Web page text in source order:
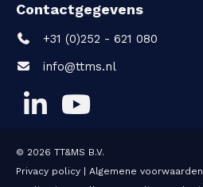
Contactgegevens
+31 (0)252 - 621 080
info@ttms.nl
© 2026 TT&MS B.V.
Privacy policy
Algemene voorwaarden